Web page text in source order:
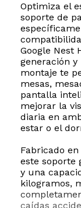
Optimiza el
soporte de
Google Nest
generación y
montaje te
mesas,
pantalla
mejorar la
diaria en
estar o el
Fabricado
este soporte
y una
kilogramos,
caídas